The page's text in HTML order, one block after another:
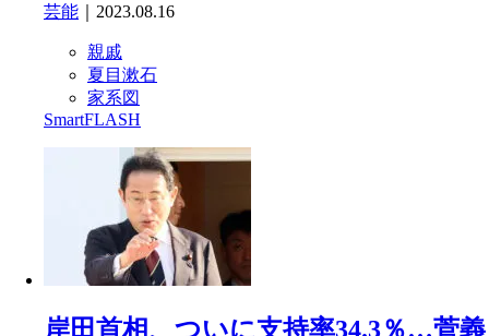
芸能 ｜2023.08.16
親戚
夏目漱石
家系図
SmartFLASH
岸田首相、ついに支持率34.3％…菅義